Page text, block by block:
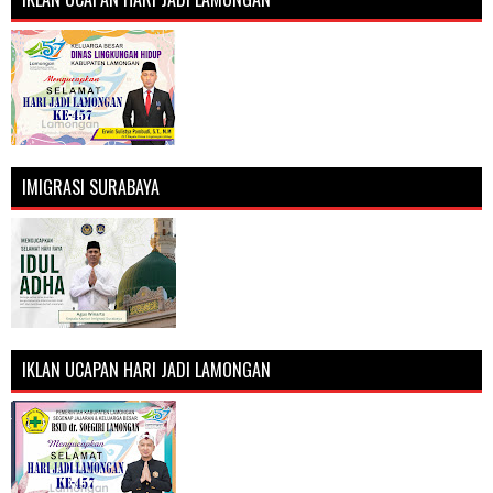
IMIGRASI SURABAYA
IKLAN UCAPAN HARI JADI LAMONGAN